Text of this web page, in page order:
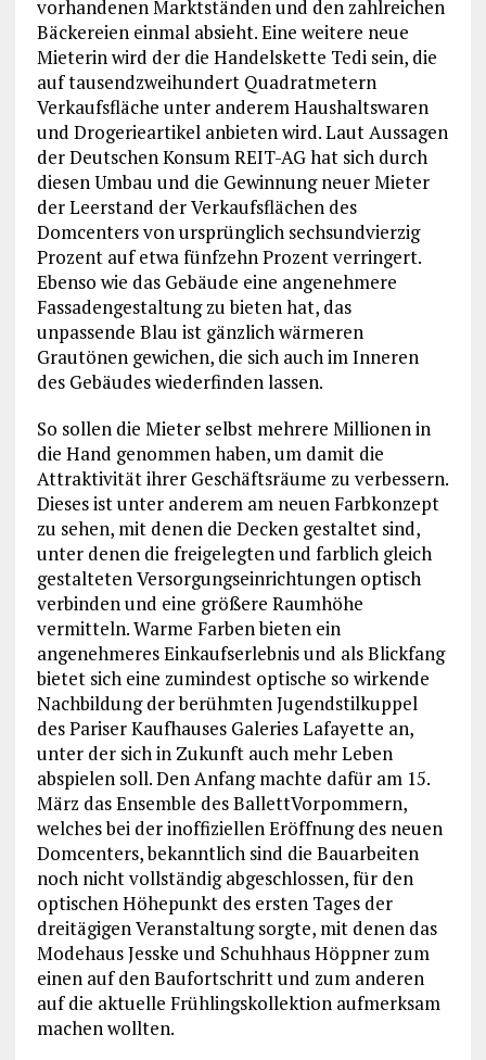
vorhandenen Marktständen und den zahlreichen
Bäckereien einmal absieht. Eine weitere neue
Mieterin wird der die Handelskette Tedi sein, die
auf tausendzweihundert Quadratmetern
Verkaufsfläche unter anderem Haushaltswaren
und Drogerieartikel anbieten wird. Laut Aussagen
der Deutschen Konsum REIT-AG hat sich durch
diesen Umbau und die Gewinnung neuer Mieter
der Leerstand der Verkaufsflächen des
Domcenters von ursprünglich sechsundvierzig
Prozent auf etwa fünfzehn Prozent verringert.
Ebenso wie das Gebäude eine angenehmere
Fassadengestaltung zu bieten hat, das
unpassende Blau ist gänzlich wärmeren
Grautönen gewichen, die sich auch im Inneren
des Gebäudes wiederfinden lassen.
So sollen die Mieter selbst mehrere Millionen in
die Hand genommen haben, um damit die
Attraktivität ihrer Geschäftsräume zu verbessern.
Dieses ist unter anderem am neuen Farbkonzept
zu sehen, mit denen die Decken gestaltet sind,
unter denen die freigelegten und farblich gleich
gestalteten Versorgungseinrichtungen optisch
verbinden und eine größere Raumhöhe
vermitteln. Warme Farben bieten ein
angenehmeres Einkaufserlebnis und als Blickfang
bietet sich eine zumindest optische so wirkende
Nachbildung der berühmten Jugendstilkuppel
des Pariser Kaufhauses Galeries Lafayette an,
unter der sich in Zukunft auch mehr Leben
abspielen soll. Den Anfang machte dafür am 15.
März das Ensemble des BallettVorpommern,
welches bei der inoffiziellen Eröffnung des neuen
Domcenters, bekanntlich sind die Bauarbeiten
noch nicht vollständig abgeschlossen, für den
optischen Höhepunkt des ersten Tages der
dreitägigen Veranstaltung sorgte, mit denen das
Modehaus Jesske und Schuhhaus Höppner zum
einen auf den Baufortschritt und zum anderen
auf die aktuelle Frühlingskollektion aufmerksam
machen wollten.